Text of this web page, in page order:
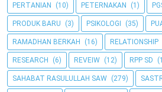
PERTANIAN (10) PETERNAKAN (1)
PRODUK BARU (3) PSIKOLOGI (35)
RAMADHAN BERKAH (16) RELATIONSHIP
RESEARCH (6) REVEIW (12) RPP SD
SAHABAT RASULULLAH SAW (279)